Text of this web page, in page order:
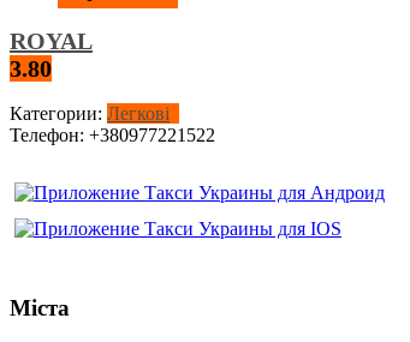
ROYAL
3.80
Категории: Легкові
Телефон: +380977221522
Міста